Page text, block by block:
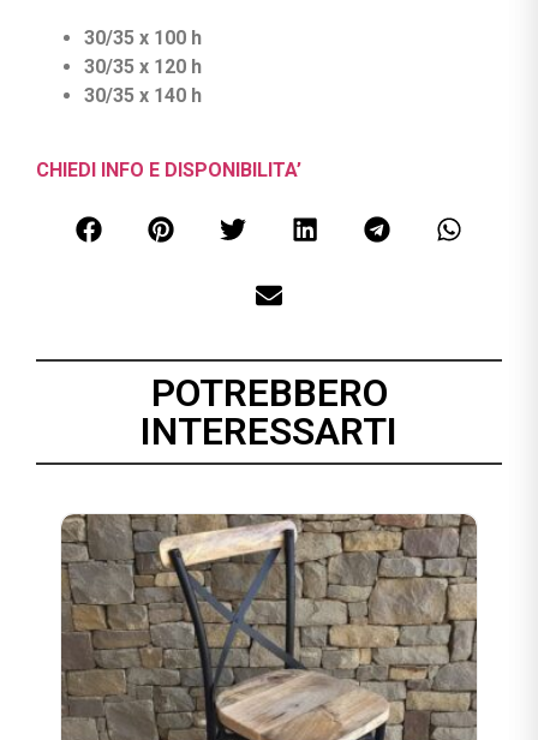
30/35 x 100 h
30/35 x 120 h
30/35 x 140 h
CHIEDI INFO E DISPONIBILITA’
POTREBBERO
INTERESSARTI